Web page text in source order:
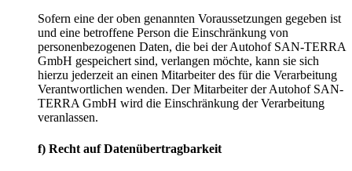
Sofern eine der oben genannten Voraussetzungen gegeben ist
und eine betroffene Person die Einschränkung von
personenbezogenen Daten, die bei der Autohof SAN-TERRA
GmbH gespeichert sind, verlangen möchte, kann sie sich
hierzu jederzeit an einen Mitarbeiter des für die Verarbeitung
Verantwortlichen wenden. Der Mitarbeiter der Autohof SAN-
TERRA GmbH wird die Einschränkung der Verarbeitung
veranlassen.
f) Recht auf Datenübertragbarkeit